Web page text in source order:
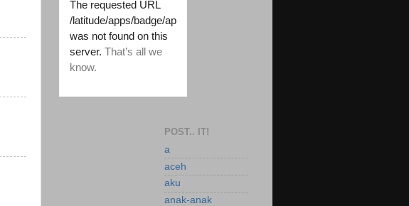
POST.. IT!
a
aceh
aku
anak-anak